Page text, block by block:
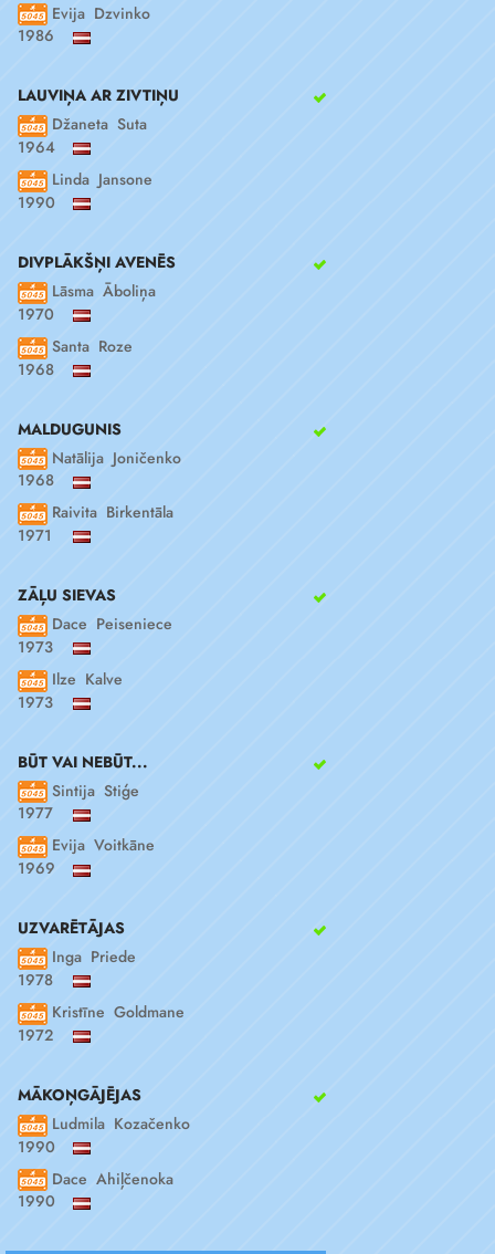
Evija Dzvinko
1986
LAUVIŅA AR ZIVTIŅU
Džaneta Suta
1964
Linda Jansone
1990
DIVPLĀKŠŅI AVENĒS
Lāsma Āboliņa
1970
Santa Roze
1968
MALDUGUNIS
Natālija Joničenko
1968
Raivita Birkentāla
1971
ZĀĻU SIEVAS
Dace Peiseniece
1973
Ilze Kalve
1973
BŪT VAI NEBŪT...
Sintija Stiģe
1977
Evija Voitkāne
1969
UZVARĒTĀJAS
Inga Priede
1978
Kristīne Goldmane
1972
MĀKOŅGĀJĒJAS
Ludmila Kozačenko
1990
Dace Ahiļčenoka
1990